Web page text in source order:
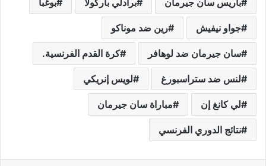
باريس سان جيرمان برادلي باركولا بوغبا
جواو نيفيش رين ضد موناكو
سان جيرمان ضد لوهافر كرة القدم الفرنسية.
لنس ضد ستراسبورغ لويس إنريكي
لي كانغ إن مباراة سان جيرمان
نتائج الدوري الفرنسي